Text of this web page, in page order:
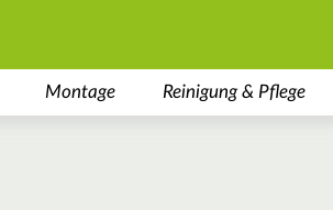
Montage Reinigung & Pflege